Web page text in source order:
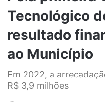
Tecnológico
resultado
ao Município
Em 2022, a
R$ 3,9 milhões